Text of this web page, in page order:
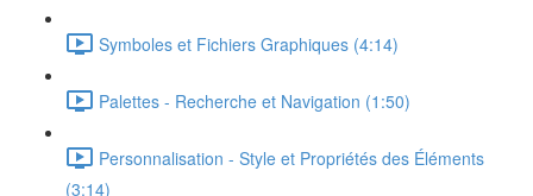
Symboles et Fichiers Graphiques (4:14)
Palettes - Recherche et Navigation (1:50)
Personnalisation - Style et Propriétés des Éléments
(3:14)